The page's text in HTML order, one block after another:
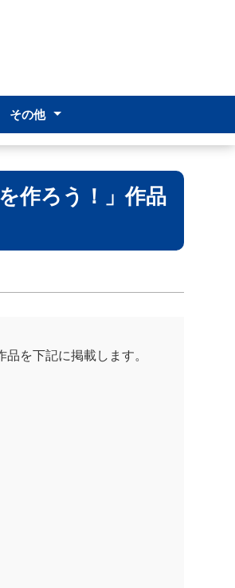
その他
事業
作ろう！」作品
を下記に掲載します。